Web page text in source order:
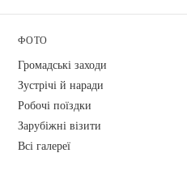
ФОТО
Громадські заходи
Зустрічі й наради
Робочі поїздки
Зарубіжні візити
Всі галереї